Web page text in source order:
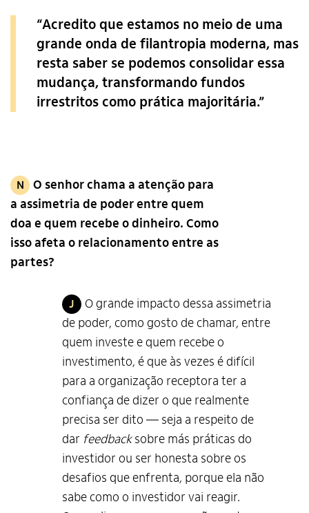
“Acredito que estamos no meio de uma
grande onda de filantropia moderna, mas
resta saber se podemos consolidar essa
mudança, transformando fundos
irrestritos como prática majoritária.”
N
O senhor chama a atenção para
a assimetria de poder entre quem
doa e quem recebe o dinheiro. Como
isso afeta o relacionamento entre as
partes?
J
O grande impacto dessa assimetria
de poder, como gosto de chamar, entre
quem investe e quem recebe o
investimento, é que às vezes é difícil
para a organização receptora ter a
confiança de dizer o que realmente
precisa ser dito — seja a respeito de
dar feedbacksobre más práticas do
investidor ou ser honesta sobre os
desafios que enfrenta, porque ela não
sabe como o investidor vai reagir.